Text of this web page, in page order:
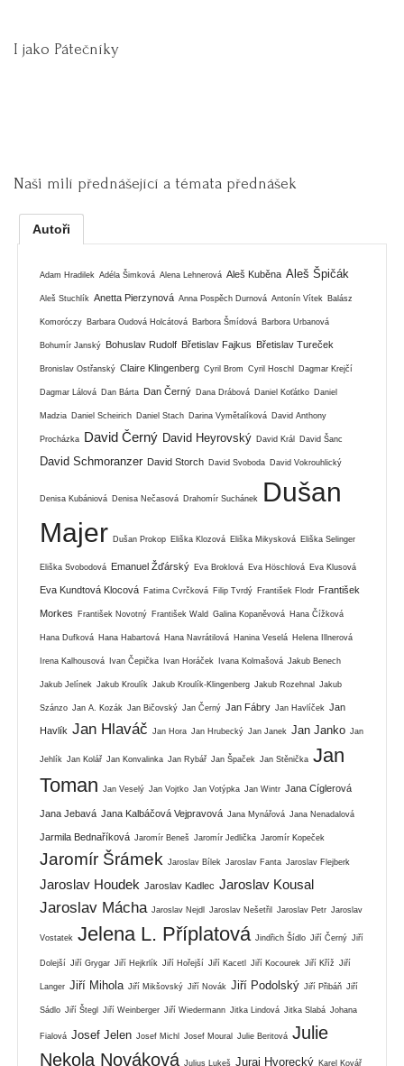
I jako Pátečníky
Naši milí přednášející a témata přednášek
Autoři
Adam Hradilek Adéla Šimková Alena Lehnerová Aleš Kuběna Aleš Špičák
Aleš Stuchlík Anetta Pierzynová Anna Pospěch Durnová Antonín Vítek Balász
Komoróczy Barbara Oudová Holcátová Barbora Šmídová Barbora Urbanová
Bohumír Janský Bohuslav Rudolf Břetislav Fajkus Břetislav Tureček
Bronislav Ostřanský Claire Klingenberg Cyril Brom Cyril Hoschl Dagmar Krejčí
Dagmar Lálová Dan Bárta Dan Černý Dana Drábová Daniel Koťátko Daniel
Madzia Daniel Scheirich Daniel Stach Darina Vymětalíková David Anthony
Procházka David Černý David Heyrovský David Král David Šanc
David Schmoranzer David Storch David Svoboda David Vokrouhlický
Denisa Kubániová Denisa Nečasová Drahomír Suchánek
Dušan
Majer Dušan Prokop Eliška Klozová Eliška Mikysková Eliška Selinger
Eliška Svobodová Emanuel Žďárský Eva Broklová Eva Höschlová Eva Klusová
Eva Kundtová Klocová Fatima Cvrčková Filip Tvrdý František Flodr František
Morkes František Novotný František Wald Galina Kopaněvová Hana Čížková
Hana Dufková Hana Habartová Hana Navrátilová Hanina Veselá Helena Illnerová
Irena Kalhousová Ivan Čepička Ivan Horáček Ivana Kolmašová Jakub Benech
Jakub Jelínek Jakub Kroulík Jakub Kroulík-Klingenberg Jakub Rozehnal Jakub
Szánzo Jan A. Kozák Jan Bičovský Jan Černý Jan Fábry Jan Havlíček Jan
Havlík Jan Hlaváč Jan Hora Jan Hrubecký Jan Janek Jan Janko Jan
Jehlík Jan Kolář Jan Konvalinka Jan Rybář Jan Špaček Jan Stěnička Jan
Toman
Jan Veselý Jan Vojtko Jan Votýpka Jan Wintr Jana Cíglerová
Jana Jebavá Jana Kalbáčová Vejpravová Jana Mynářová Jana Nenadalová
Jarmila Bednaříková Jaromír Beneš Jaromír Jedlička Jaromír Kopeček
Jaromír Šrámek Jaroslav Bílek Jaroslav Fanta Jaroslav Flejberk
Jaroslav Houdek Jaroslav Kadlec Jaroslav Kousal
Jaroslav Mácha Jaroslav Nejdl Jaroslav Nešetřil Jaroslav Petr Jaroslav
Vostatek Jelena L. Příplatová Jindřich Šídlo Jiří Černý Jiří
Dolejší Jiří Grygar Jiří Hejkrlík Jiří Hořejší Jiří Kacetl Jiří Kocourek Jiří Kříž Jiří
Langer Jiří Mihola Jiří Mikšovský Jiří Novák Jiří Podolský Jiří Přibáň Jiří
Sádlo Jiří Štegl Jiří Weinberger Jiří Wiedermann Jitka Lindová Jitka Slabá Johana
Fialová Josef Jelen Josef Michl Josef Moural Julie Beritová Julie
Nekola Nováková Julius Lukeš Juraj Hvorecký Karel Kovář